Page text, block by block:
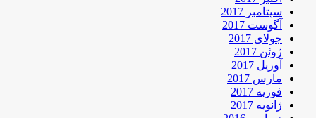
سپتامبر 2017
آگوست 2017
جولای 2017
ژوئن 2017
آوریل 2017
مارس 2017
فوریه 2017
ژانویه 2017